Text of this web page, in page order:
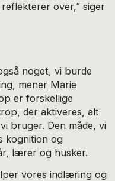
over,” siger
noget, vi burde
mener Marie
er forskellige
der aktiveres, alt
bruger. Den måde, vi
kognition og
lærer og husker.
vores indlæring og